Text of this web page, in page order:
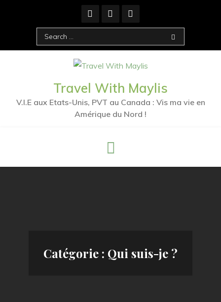
Search
for:
Travel With Maylis
V.I.E aux Etats-Unis, PVT au Canada : Vis ma vie en
Amérique du Nord !
Catégorie : Qui suis-je ?